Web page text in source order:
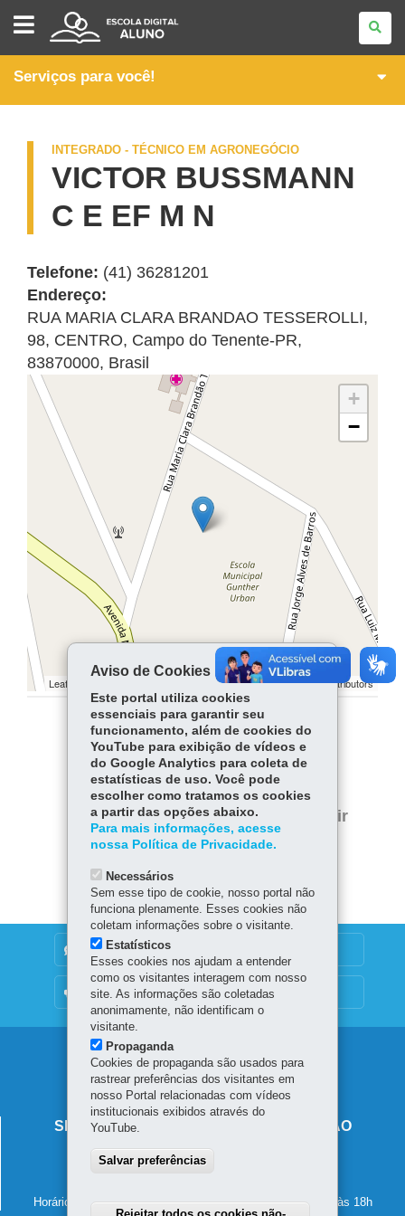
ITINERÁRIOS
FORMATIVOS
DA
FORMAÇÃO
TÉCNICA
E
Serviços para você!
INTEGRADO - TÉCNICO EM AGRONEGÓCIO
VICTOR BUSSMANN
C E EF M N
Telefone: (41) 36281201
Endereço:
RUA MARIA CLARA BRANDAO TESSEROLLI,
98, CENTRO, Campo do Tenente-PR,
83870000, Brasil
+
−
Leaflet | © contributors | ©OpenStreetMapcontributors
COMPARTILHE:
Facebook
Twitter
WhatsApp
Voltar Início
Imprimir
Baixar
DENUNCIE CORRUPÇÃO
OUVIDORIA
Navegação
principal
SECRETARIA DE ESTADO DA EDUCAÇÃO
Av. Presidente Kennedy, 2511 - Guaíra
80610-011 -Curitiba
Horário de atendimento: de segunda a sexta-feira, das 8h às 18h
Aviso de Cookies
Este portal utiliza cookies
essenciais para garantir seu
funcionamento, além de cookies do
YouTube para exibição de vídeos e
do Google Analytics para coleta de
estatísticas de uso. Você pode
escolher como tratamos os cookies
a partir das opções abaixo.
Para mais informações, acesse
nossa Política de Privacidade.
Necessários
Sem esse tipo de cookie, nosso portal não
funciona plenamente. Esses cookies não
coletam informações sobre o visitante.
Estatísticos
Esses cookies nos ajudam a entender
como os visitantes interagem com nosso
site. As informações são coletadas
anonimamente, não identificam o
visitante.
Propaganda
Cookies de propaganda são usados para
rastrear preferências dos visitantes em
nosso Portal relacionadas com vídeos
institucionais exibidos através do
YouTube.
Salvar preferências